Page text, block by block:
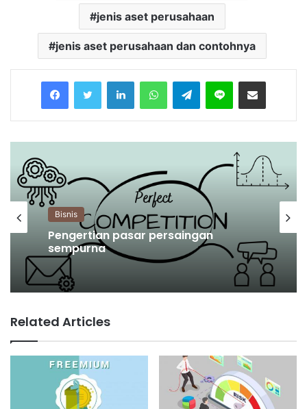
jenis aset perusahaan
jenis aset perusahaan dan contohnya
Telegram
Bisnis
Pengertian pasar persaingan
sempurna
Bisnis
Apa itu biaya marjinal produksi?
Related Articles